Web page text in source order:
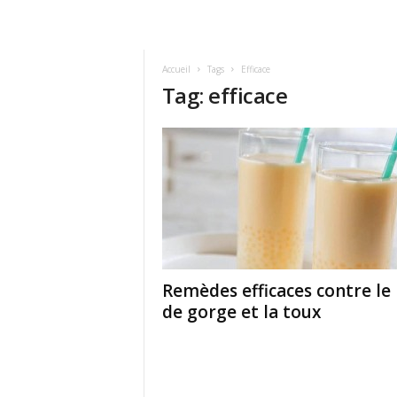
Accueil Tags Efficace
Tag: efficace
Remèdes efficaces contre
de gorge et la toux